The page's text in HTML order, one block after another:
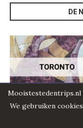
DE
Toronto, Canada:
We gebruiken